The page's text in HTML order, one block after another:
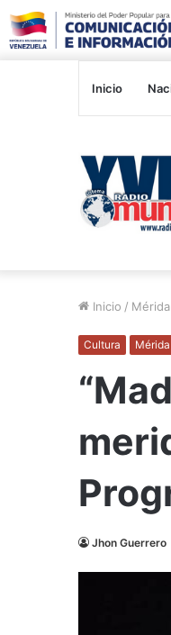
Inicio
Inicio / Mérida
Cultura Mérida
Jhon Guerrero